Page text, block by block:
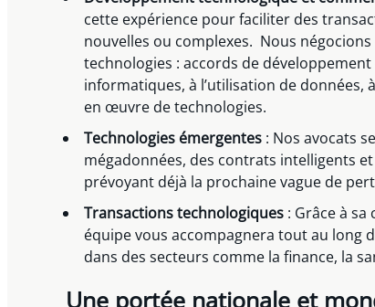
cette expérience pour faciliter des
nouvelles ou complexes. Nous
technologies : accords de
informatiques, à l’utilisation de
en œuvre de technologies.
Technologies émergentes : Nos avocats
mégadonnées, des contrats intelligents
prévoyant déjà la prochaine vague de
Transactions technologiques : Grâce à
équipe vous accompagnera tout au long
dans des secteurs comme la finance, la
Une portée nationale et